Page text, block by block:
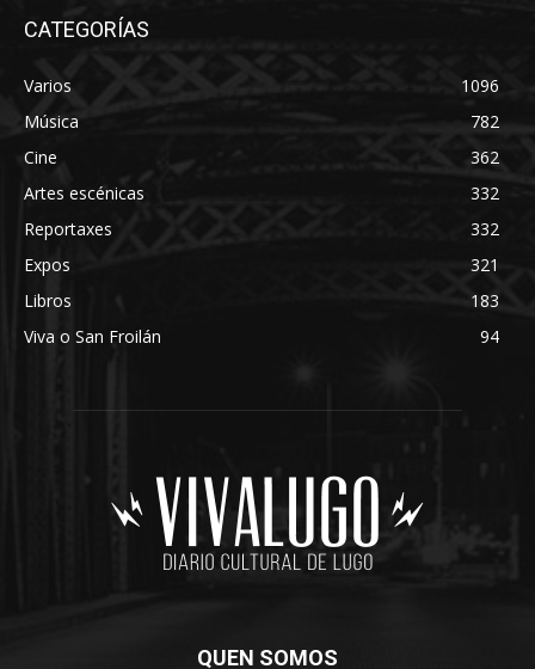
CATEGORÍAS
Varios
1096
Música
782
Cine
362
Artes escénicas
332
Reportaxes
332
Expos
321
Libros
183
Viva o San Froilán
94
QUEN SOMOS